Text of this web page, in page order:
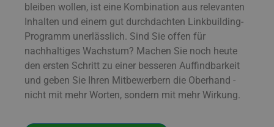
bleiben wollen, ist eine Kombination aus relevanten
Inhalten und einem gut durchdachten Linkbuilding-
Programm unerlässlich. Sind Sie offen für
nachhaltiges Wachstum? Machen Sie noch heute
den ersten Schritt zu einer besseren Auffindbarkeit
und geben Sie Ihren Mitbewerbern die Oberhand -
nicht mit mehr Worten, sondern mit mehr Wirkung.